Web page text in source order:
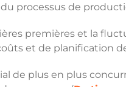
processus de
premières et la
et de planification
de plus en plus